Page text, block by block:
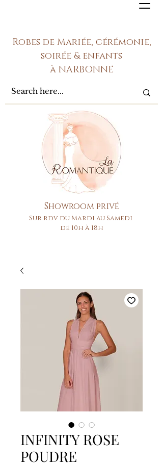
Showroom privé
Sur rdv du Mardi au Samedi
de 10h à 18h
Robes de Mariée, cérémonie,
soirée & enfants
à NARBONNE
INFINITY ROSE
POUDRE